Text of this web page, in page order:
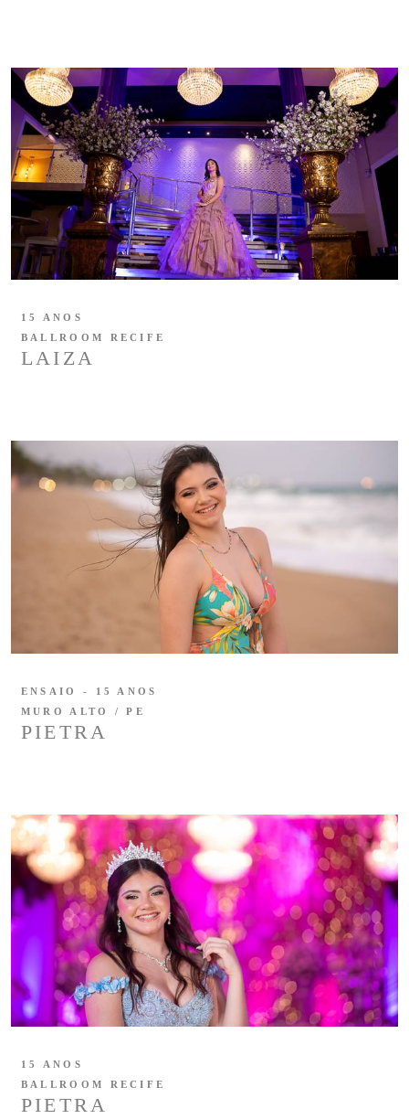
LAIZA
15 ANOS
BALLROOM RECIFE
PIETRA
ENSAIO - 15 ANOS
MURO ALTO / PE
PIETRA
15 ANOS
BALLROOM RECIFE